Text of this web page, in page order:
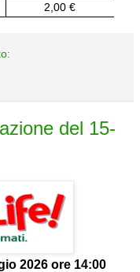
2,00 €
del 15-
2026 ore 14:00